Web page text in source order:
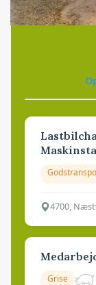
4700,
Grise